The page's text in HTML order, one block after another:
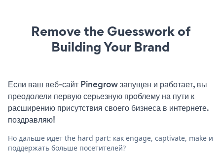
Remove the Guesswork of
Building Your Brand
Если ваш веб-сайт Pinegrow запущен и работает, вы
преодолели первую серьезную проблему на пути к
расширению присутствия своего бизнеса в интернете.
поздравляю!
Но дальше идет the hard part: как engage, captivate, make и
поддержать больше посетителей?